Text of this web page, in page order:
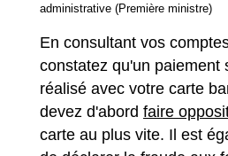
administrative (Première ministre)
En consultant vos
constatez qu'un paiement
réalisé avec votre carte
devez d'abord faire
carte au plus vite. Il est